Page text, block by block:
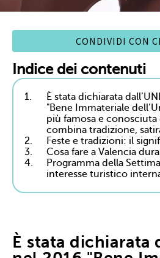
CONDIVIDI CON
Indice dei contenuti
1.
È stata dichiarata
"Bene Immateriale
più famosa e conosciuta
combina tradizione,
2.
Feste e tradizioni: il
3.
Cosa fare a Valencia
4.
Programma della
interesse turistico
È stata dichiarata